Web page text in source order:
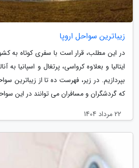
زیباترین سواحل اروپا
در این مطلب، قرار است با سفری کوتاه به
ایتالیا و بعلاوه کرواسی، پرتغال و اسپانیا به
بپردازیم. در زیر، فهرست ده تا از زیباترین
که گردشگران و مسافران می توانند در این
22 مرداد 1404